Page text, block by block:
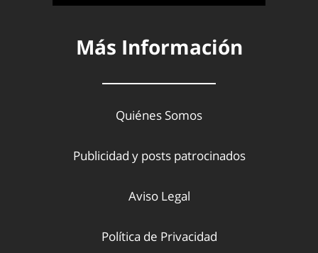
Más Información
Quiénes Somos
Publicidad y posts patrocinados
Aviso Legal
Política de Privacidad